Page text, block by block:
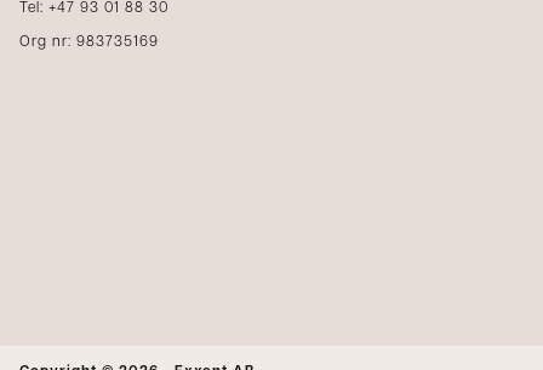
Tel: +47 93 01 88 30
Org nr: 983735169